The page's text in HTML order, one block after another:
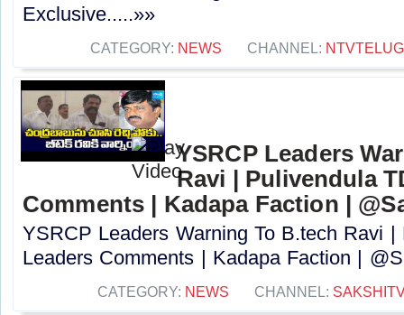
Exclusive.....»»
CATEGORY: NEWS CHANNEL:
YSRCP Leaders
Ravi | Pulivendula
Comments | Kadapa Faction |
YSRCP Leaders Warning To B.tech Ravi |
Leaders Comments | Kadapa Faction |
CATEGORY: NEWS CHANNEL: